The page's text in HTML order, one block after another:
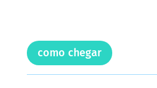
como chegar